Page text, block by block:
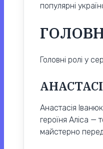
популярні
Головні ролі у
Анастасія
героїня Аліса —
майстерно